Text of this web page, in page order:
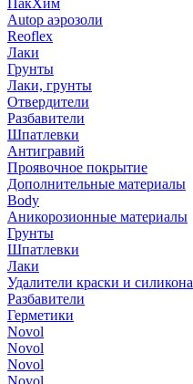
ПакХим
Autop аэрозоли
Reoflex
Лаки
Грунты
Лаки, грунты
Отвердители
Разбавители
Шпатлевки
Антигравий
Проявочное покрытие
Дополнительные материалы
Body
Аникорозионные материалы
Грунты
Шпатлевки
Лаки
Удалители краски и силикона
Разбавители
Герметики
Novol
Novol
Novol
Novol